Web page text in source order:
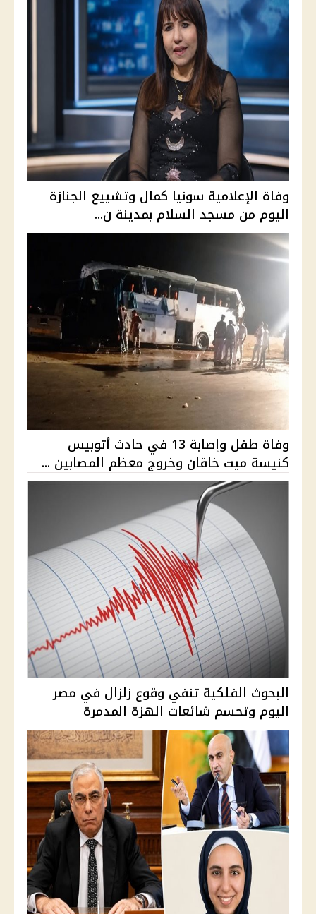
وفاة الإعلامية سونيا كمال وتشييع الجنازة
اليوم من مسجد السلام بمدينة ن...
وفاة طفل وإصابة 13 في حادث أتوبيس
كنيسة ميت خاقان وخروج معظم المصابين ...
البحوث الفلكية تنفي وقوع زلزال في مصر
اليوم وتحسم شائعات الهزة المدمرة